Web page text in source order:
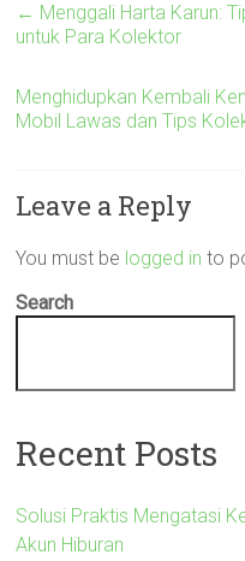
← Menggali Harta Karun:
untuk Para Kolektor
Menghidupkan Kembali
Mobil Lawas dan Tips
Leave a Reply
You must be logged in to
Search
Recent Posts
Solusi Praktis Mengatasi
Akun Hiburan